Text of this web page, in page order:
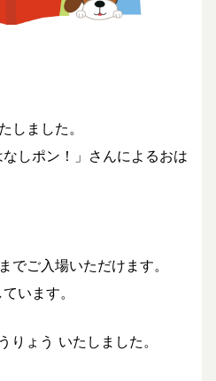
しました。
しポン！」さんによるおは
でご入場いただけます。
います。
ょう いたしました。